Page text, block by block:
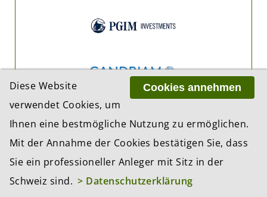
Cookies annehmen
Diese Website
verwendet Cookies, um
Ihnen eine bestmögliche Nutzung zu ermöglichen.
Mit der Annahme der Cookies bestätigen Sie, dass
Sie ein professioneller Anleger mit Sitz in der
Schweiz sind. > Datenschutzerklärung